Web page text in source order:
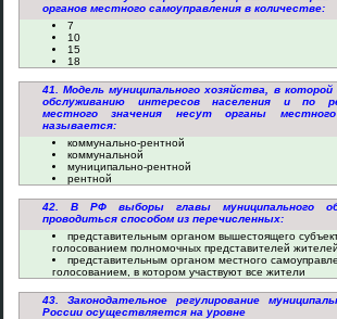
органов местного самоуправления в количестве:
7
10
15
18
41. Модель муниципального хозяйства, в которой
обслуживанию интересов населения и по
местного значения несут органы местного
называется:
коммунально-рентной
коммунальной
муниципально-рентной
рентной
42. В РФ выборы главы муниципального
проводиться способом из перечисленных:
представительным органом вышестоящего
голосованием полномочных представителей
представительным органом местного
голосованием, в котором участвуют все жители
43. Законодательное регулирование
России осуществляется на уровне